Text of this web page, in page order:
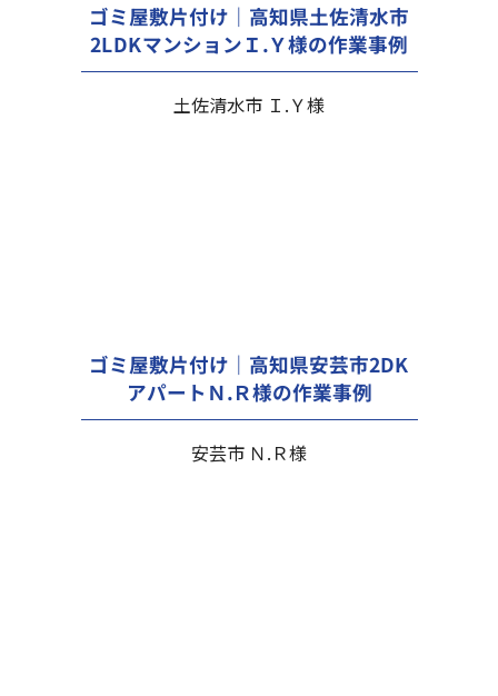
ゴミ屋敷片付け｜高知県土佐清水市
2LDKマンションＩ.Ｙ様の作業事例
土佐清水市 Ｉ.Ｙ様
ゴミ屋敷片付け｜高知県安芸市2DK
アパートＮ.Ｒ様の作業事例
安芸市 Ｎ.Ｒ様